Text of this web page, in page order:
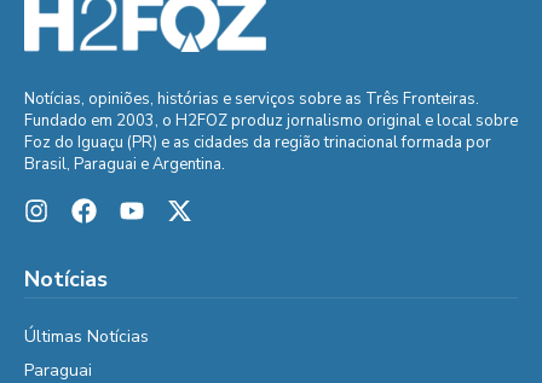
Notícias, opiniões, histórias e serviços sobre as Três Fronteiras.
Fundado em 2003, o H2FOZ produz jornalismo original e local sobre
Foz do Iguaçu (PR) e as cidades da região trinacional formada por
Brasil, Paraguai e Argentina.
Notícias
Últimas Notícias
Paraguai